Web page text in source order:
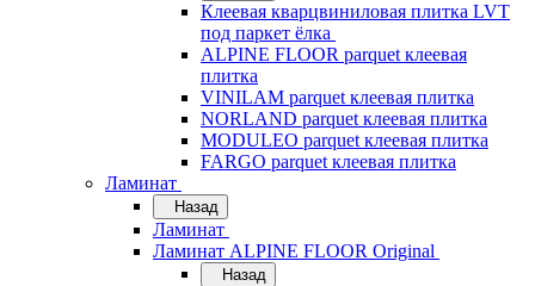
Клеевая кварцвиниловая плитка LVT
под паркет ёлка
ALPINE FLOOR parquet клеевая
плитка
VINILAM parquet клеевая плитка
NORLAND parquet клеевая плитка
MODULEO parquet клеевая плитка
FARGO parquet клеевая плитка
Ламинат
Назад
Ламинат
Ламинат ALPINE FLOOR Original
Назад